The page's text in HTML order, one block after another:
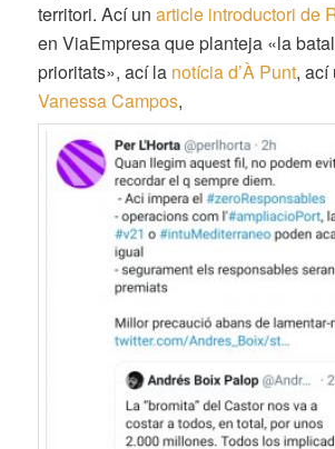
territori. Ací unarticle introductori de
en ViaEmpresa que planteja «la
prioritats», ací la notícia d’À Punt,
Vanessa Campos,